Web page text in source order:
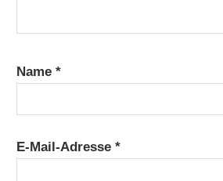
Name*
E-Mail-Adresse*